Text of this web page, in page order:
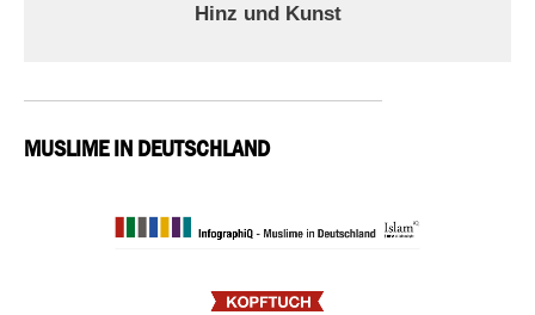
Hinz und Kunst
MUSLIME IN DEUTSCHLAND